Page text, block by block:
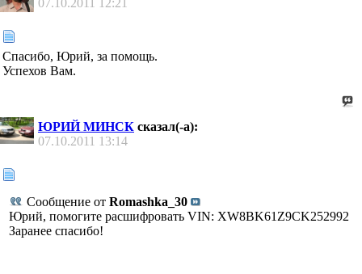
07.10.2011 12:21
Спасибо, Юрий, за помощь.
Успехов Вам.
ЮРИЙ МИНСК сказал(-а):
07.10.2011 13:14
Сообщение от Romashka_30
Юрий, помогите расшифровать VIN: XW8BK61Z9CK252992
Заранее спасибо!